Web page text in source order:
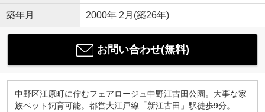
築年月 2000年 2月(築26年)
お問い合わせ(無料)
中野区江原町に佇むフェアロージュ中野江古田公園。大事な家
族ペット飼育可能。都営大江戸線「新江古田」駅徒歩9分。